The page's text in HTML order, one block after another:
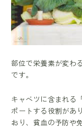
部位で栄養素が変わ
です。
キャベツに含まれる
ポートする役割があ
おり、貧血の予防や